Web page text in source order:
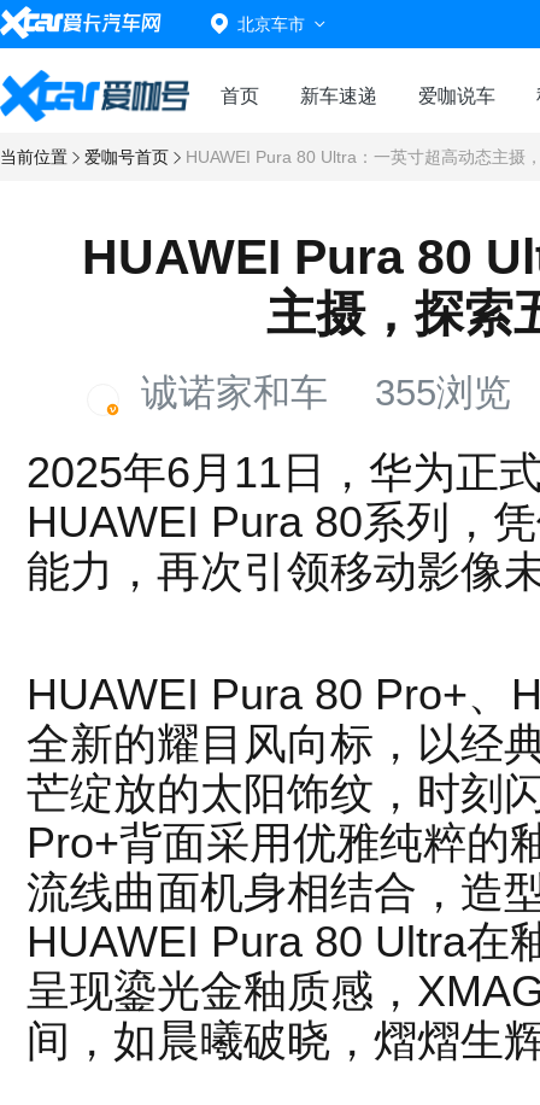
北京车市
首页 新车速递 爱咖说车
当前位置 爱咖号首页 HUAWEI Pura 80 Ultra：一英寸超高动态主摄
HUAWEI Pura 80
主摄，探索
诚诺家和车 355浏览
2025年6月11日，华为正
HUAWEI Pura 80系列，
能力，再次引领移动影像
HUAWEI Pura 80 Pro+、
全新的耀目风向标，以经
芒绽放的太阳饰纹，时刻
Pro+背面采用优雅纯粹的
流线曲面机身相结合，造
HUAWEI Pura 80 Ultra在
呈现鎏光金釉质感，
间，如晨曦破晓，熠熠生